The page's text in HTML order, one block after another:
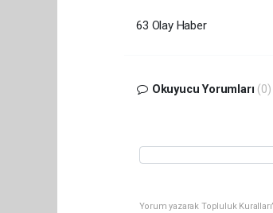
63 Olay Haber
Okuyucu Yorumları (0)
Yorum yazarak Topluluk